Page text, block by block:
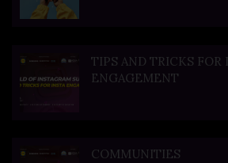
TIPS AND TRICKS FOR
ENGAGEMENT
COMMUNITIES